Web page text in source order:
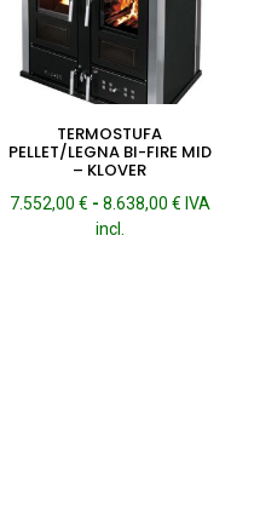
TERMOSTUFA
PELLET/LEGNA BI-FIRE MID
– KLOVER
7.552,00 € - 8.638,00 €Fascia
IVA
incl.